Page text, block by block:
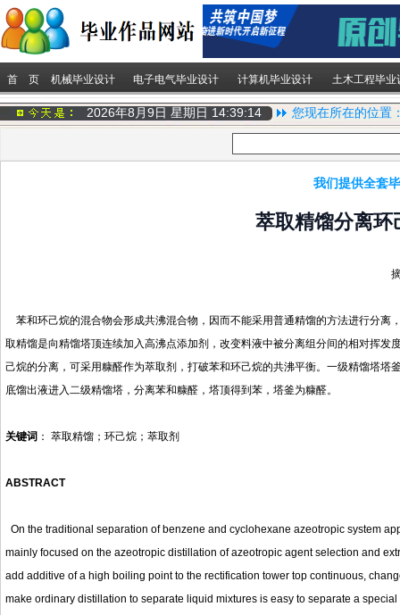
首 页 机械毕业设计 电子电气毕业设计 计算机毕业设计 土木工程毕业
2026年8月9日 星期日 14:39:15 您现在所在的位置
我们提供全套
萃取精馏分离环
苯和环己烷的混合物会形成共沸混合物，因而不能采用普通精馏的方法进行分离
取精馏是向精馏塔顶连续加入高沸点添加剂，改变料液中被分离组分间的相对挥发
己烷的分离，可采用糠醛作为萃取剂，打破苯和环己烷的共沸平衡。 一级精馏塔塔
底馏出液进入二级精馏塔，分离苯和糠醛，塔顶得到苯，塔釜为糠醛。
关键词 ： 萃取精馏；环己烷；萃取剂
ABSTRACT
On the traditional separation of benzene and cyclohexane azeotropic system
mainly focused on the azeotropic distillation of azeotropic agent selection and
add additive of a high boiling point to the rectification tower top continuous,
make ordinary distillation to separate liquid mixtures is easy to separate a